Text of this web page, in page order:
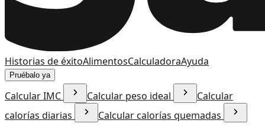
Historias de éxitoAlimentosCalculadoraAyuda
Pruébalo ya
Calcular IMC Calcular peso ideal
Calcular
calorías diarias
Calcular calorías quemadas